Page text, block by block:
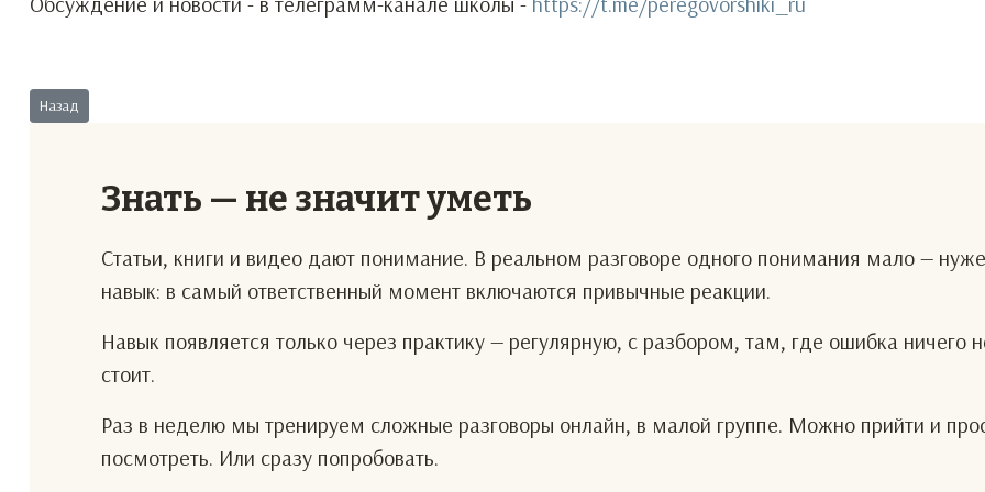
Предыдущий: Разбор №60. Встреча Трампа и Зеленского. Часть 3.
Назад
Знать — не значит уметь
Статьи, книги и видео дают понимание. В реальном разговоре одного понимания мало —
навык: в самый ответственный момент включаются привычные реакции.
Навык появляется только через практику — регулярную, с разбором, там, где ошибка ничего
стоит.
Раз в неделю мы тренируем сложные разговоры онлайн, в малой группе. Можно прийти и
посмотреть. Или сразу попробовать.